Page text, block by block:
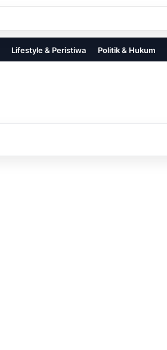
Lifestyle & Peristiwa Politik & Hukum